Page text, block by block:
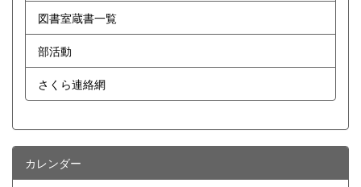
図書室蔵書一覧
部活動
さくら連絡網
カレンダー